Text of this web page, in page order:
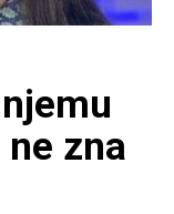
zna